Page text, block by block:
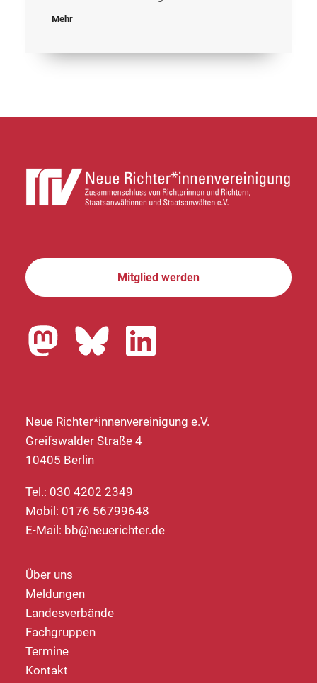
Mehr
Mitglied werden
Neue Richter*innenvereinigung e.V.
Greifswalder Straße 4
10405 Berlin
Tel.: 030 4202 2349
Mobil: 0176 56799648
E-Mail: bb@neuerichter.de
Über uns
Meldungen
Landesverbände
Fachgruppen
Termine
Kontakt